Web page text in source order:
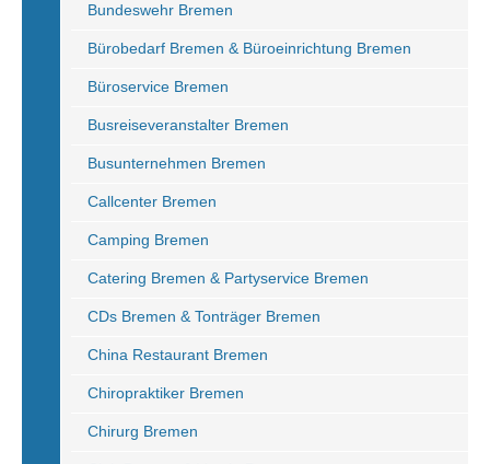
Bundeswehr Bremen
Bürobedarf Bremen & Büroeinrichtung Bremen
Büroservice Bremen
Busreiseveranstalter Bremen
Busunternehmen Bremen
Callcenter Bremen
Camping Bremen
Catering Bremen & Partyservice Bremen
CDs Bremen & Tonträger Bremen
China Restaurant Bremen
Chiropraktiker Bremen
Chirurg Bremen